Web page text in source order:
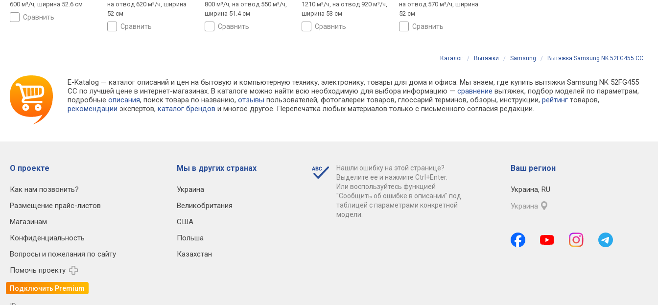
600 м³/ч, ширина 52.6 см
сравнить
на отвод 620 м³/ч, ширина
52 см
сравнить
800 м³/ч, на отвод 550 м³/ч,
ширина 51.4 см
сравнить
1210 м³/ч, на отвод 920 м³/ч,
ширина 53 см
сравнить
на отвод 570 м³/ч, ширина
52 см
сравнить
Каталог / Вытяжки / Samsung / Вытяжка Samsung NK 52FG455 CC
E-Katalog — каталог описаний и цен на бытовую и компьютерную технику, электронику, товары для дома и офиса. Мы знаем, где купить вытяжки Samsung NK 52FG455
CC по лучшей цене в интернет-магазинах. В каталоге можно найти всю необходимую для выбора информацию —сравнение вытяжек, подбор моделей по параметрам,
подробныеописания, поиск товара по названию,отзывы пользователей, фотогалереи товаров, глоссарий терминов, обзоры, инструкции,рейтинг товаров,
рекомендации экспертов,каталог брендов и многое другое. Перепечатка любых материалов только с письменного согласия редакции.
О проекте
Как нам позвонить?
Размещение прайс-листов
Магазинам
Конфиденциальность
Вопросы и пожелания по сайту
Помочь проекту
Подключить Premium
Мы в других странах
Украина
Великобритания
США
Польша
Казахстан
Нашли ошибку на этой странице?
Выделите ее и нажмите Ctrl+Enter.
Или воспользуйтесь функцией
"Сообщить об ошибке в описании" под
таблицей с параметрами конкретной
модели.
Ваш регион
Украина, RU
Украина